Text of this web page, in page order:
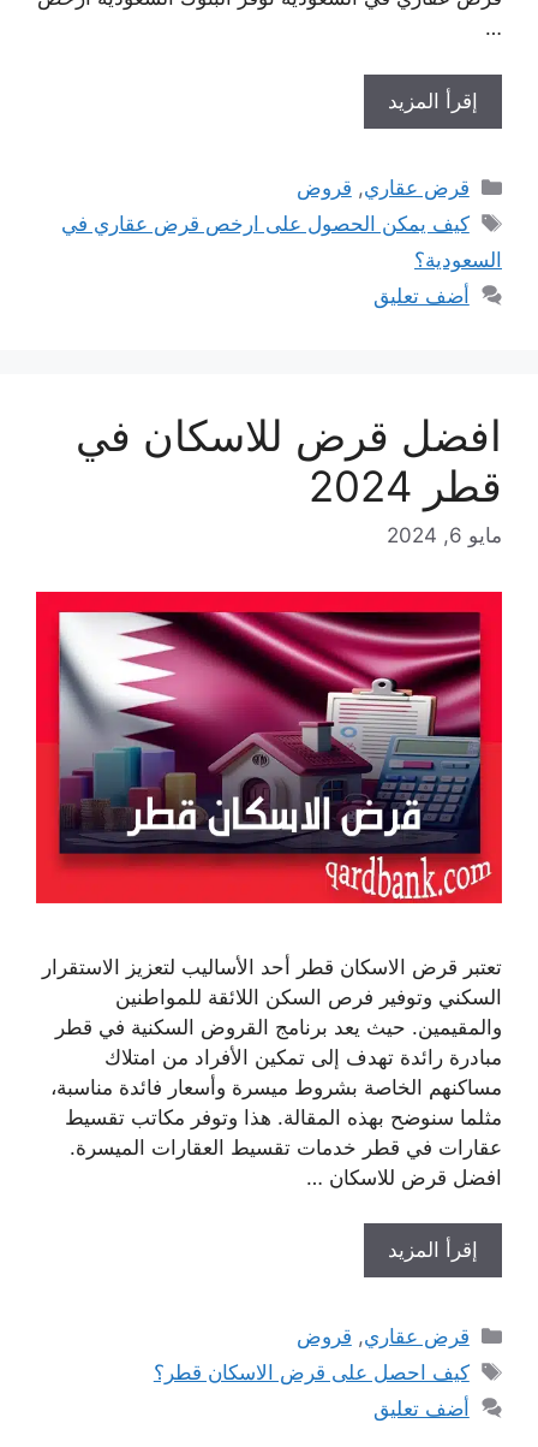
…
إقرأ المزيد
التصنيفات
قرض عقاري, قروض
الوسوم
كيف يمكن الحصول على ارخص قرض عقاري في
السعودية؟
أضف تعليق
افضل قرض للاسكان في
قطر 2024
مايو 6, 2024
تعتبر قرض الاسكان قطر أحد الأساليب لتعزيز الاستقرار
السكني وتوفير فرص السكن اللائقة للمواطنين
والمقيمين. حيث يعد برنامج القروض السكنية في قطر
مبادرة رائدة تهدف إلى تمكين الأفراد من امتلاك
مساكنهم الخاصة بشروط ميسرة وأسعار فائدة مناسبة،
مثلما سنوضح بهذه المقالة. هذا وتوفر مكاتب تقسيط
عقارات في قطر خدمات تقسيط العقارات الميسرة.
افضل قرض للاسكان …
إقرأ المزيد
التصنيفات
قرض عقاري, قروض
الوسوم
كيف احصل على قرض الاسكان قطر؟
أضف تعليق